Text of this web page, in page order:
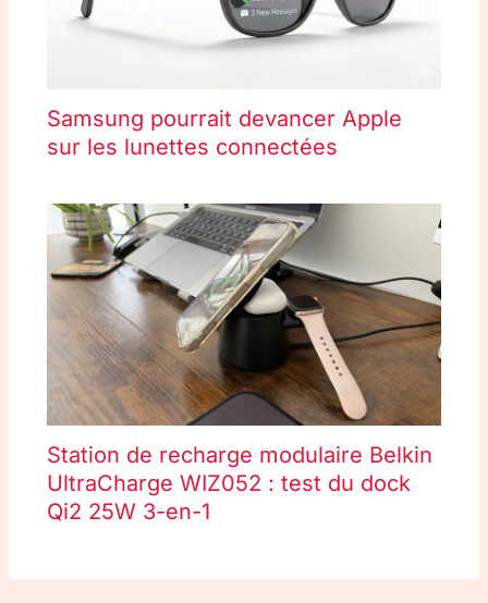
Samsung pourrait devancer Apple
sur les lunettes connectées
Station de recharge modulaire Belkin
UltraCharge WIZ052 : test du dock
Qi2 25W 3-en-1